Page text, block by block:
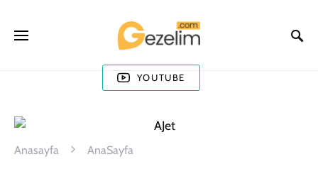
YOUTUBE
Anasayfa AnaSayfa